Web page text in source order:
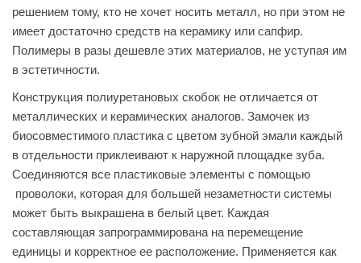
решением тому, кто не хочет носить металл, но при этом не
имеет достаточно средств на керамику или сапфир.
Полимеры в разы дешевле этих материалов, не уступая им
в эстетичности.
Конструкция полиуретановых скобок не отличается от
металлических и керамических аналогов. Замочек из
биосовместимого пластика с цветом зубной эмали каждый
в отдельности приклеивают к наружной площадке зуба.
Соединяются все пластиковые элементы с помощью
проволоки, которая для большей незаметности системы
может быть выкрашена в белый цвет. Каждая
составляющая запрограммирована на перемещение
единицы и корректное ее расположение. Применяется как